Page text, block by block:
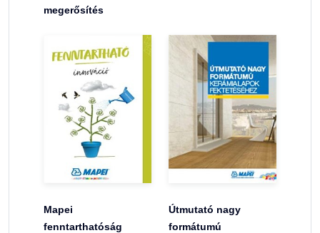
megerősítés
Mapei
fenntarthatóság
Útmutató nagy
formátumú